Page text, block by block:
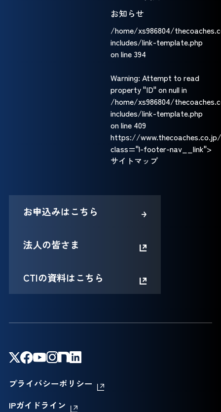
お知らせ
/home/xs986804/
includes/link-template.php
on line 394
Warning: Attempt to read
property "ID" on null in
/home/xs986804/
includes/link-template.php
on line 409
https://
class="l-footer-nav__link">
サイトマップ
お申込みはこちら
法人の皆さま
CTIの資料はこちら
プライバシーポリシー
IPガイドライン